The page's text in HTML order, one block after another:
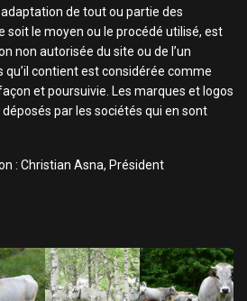
de tout ou partie des
soit le moyen ou le procédé utilisé, est
non autorisée du site ou de l’un
contient est considérée comme
et poursuivie. Les marques et logos
par les sociétés qui en sont
: Christian Asna, Président